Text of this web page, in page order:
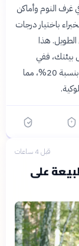
غرف النوم وأماكن
باختيار درجات
هذا
بيئتك، ففي
دراسة على 71 طالباً، أثر اللون الأحمر سلبًا على أدائهم بنسبة 20%، مما
قبل 4 ساعات
على